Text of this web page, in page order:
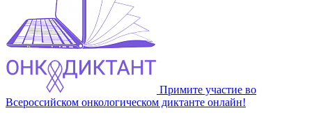
Примите участие во
Всероссийском онкологическом диктанте онлайн!